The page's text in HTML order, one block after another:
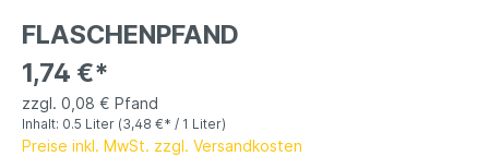
FLASCHENPFAND
1,74 €*
zzgl. 0,08 € Pfand
Inhalt: 0.5 Liter (3,48 €* / 1 Liter)
Preise inkl. MwSt. zzgl. Versandkosten